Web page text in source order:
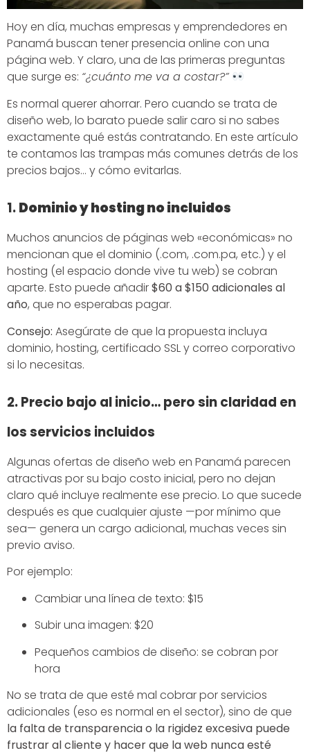
Hoy en día, muchas empresas y emprendedores en
Panamá buscan tener presencia online con una
página web. Y claro, una de las primeras preguntas
que surge es: “¿cuánto me va a costar?”
Es normal querer ahorrar. Pero cuando se trata de
diseño web, lo barato puede salir caro si no sabes
exactamente qué estás contratando. En este artículo
te contamos las trampas más comunes detrás de los
precios bajos… y cómo evitarlas.
1.Dominio y hosting no incluidos
Muchos anuncios de páginas web «económicas» no
mencionan que el dominio (.com, .com.pa, etc.) y el
hosting (el espacio donde vive tu web) se cobran
aparte. Esto puede añadir$60 a $150 adicionales al
año, que no esperabas pagar.
Consejo: Asegúrate de que la propuesta incluya
dominio, hosting, certificado SSL y correo corporativo
si lo necesitas.
2. Precio bajo al inicio… pero sin claridad en
los servicios incluidos
Algunas ofertas de diseño web en Panamá parecen
atractivas por su bajo costo inicial, pero no dejan
claro qué incluye realmente ese precio. Lo que sucede
después es que cualquier ajuste —por mínimo que
sea— genera un cargo adicional, muchas veces sin
previo aviso.
Por ejemplo:
Cambiar una línea de texto: $15
Subir una imagen: $20
Pequeños cambios de diseño: se cobran por
hora
No se trata de que esté mal cobrar por servicios
adicionales (eso es normal en el sector), sino de que
la falta de transparencia o la rigidez excesiva puede
frustrar al cliente y hacer que la web nunca esté